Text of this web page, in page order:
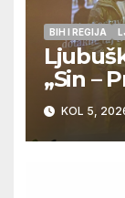
BIH I REGIJA
„Sin –
KOL 5,